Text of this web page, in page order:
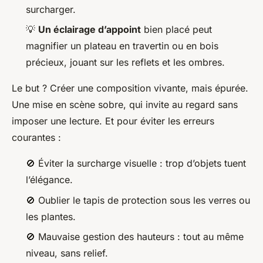
surcharger.
💡 Un éclairage d’appoint bien placé peut
magnifier un plateau en travertin ou en bois
précieux, jouant sur les reflets et les ombres.
Le but ? Créer une composition vivante, mais épurée.
Une mise en scène sobre, qui invite au regard sans
imposer une lecture. Et pour éviter les erreurs
courantes :
🚫 Éviter la surcharge visuelle : trop d’objets tuent
l’élégance.
🚫 Oublier le tapis de protection sous les verres ou
les plantes.
🚫 Mauvaise gestion des hauteurs : tout au même
niveau, sans relief.